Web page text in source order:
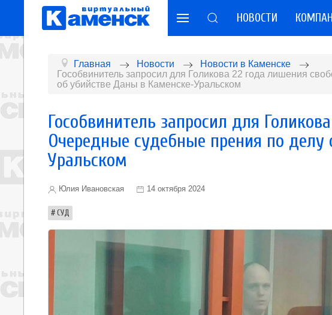
НОВОСТИ
Главная Новости
Новости в Каменске
Гособвинитель запросил для Голикова 22 года лишения
об убийстве Даны в Каменске-Уральском
Гособвинитель запросил для
Очередные судебные прения по
Уральском
Юлия Ивановская 14 октября 2024
СУД